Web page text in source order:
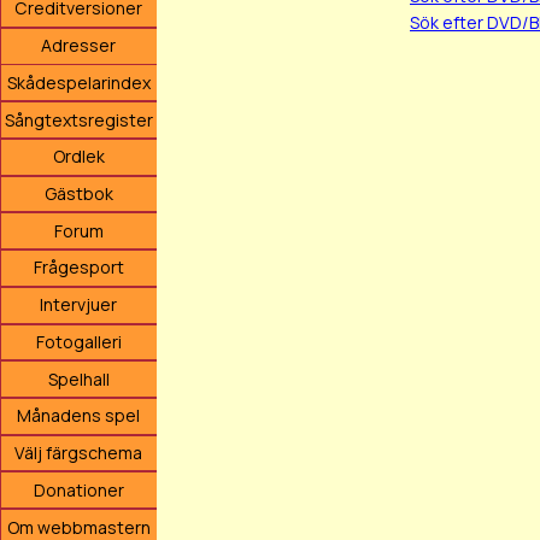
Creditversioner
Adresser
Skådespelarindex
Sångtextsregister
Ordlek
Gästbok
Forum
Frågesport
Intervjuer
Fotogalleri
Spelhall
Månadens spel
Välj färgschema
Donationer
Om webbmastern
Sök efter DVD/